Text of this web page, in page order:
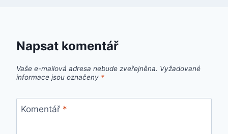
Napsat komentář
Vaše e-mailová adresa nebude zveřejněna. Vyžadované
informace jsou označeny *
Komentář *